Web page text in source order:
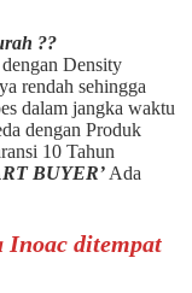
??
Density
rendah sehingga
dalam jangka waktu
dengan Produk
10 Tahun
BUYER’ Ada
Inoac ditempat